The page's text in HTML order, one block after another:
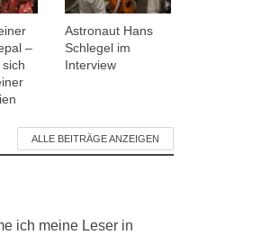
–
Astronaut Hans
Schlegel im
Interview
ALLE BEITRÄGE ANZEIGEN
ich meine Leser in